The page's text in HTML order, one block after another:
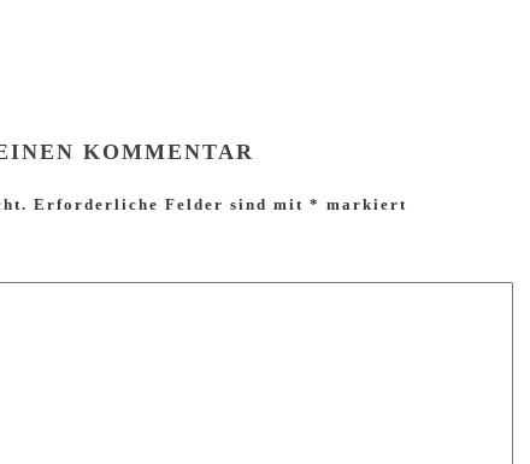
KOMMENTAR
Erforderliche Felder sind mit* markiert